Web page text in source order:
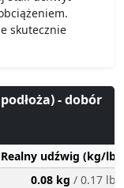
skutecznie
- dobór
Realny udźwig (kg/
0.08 kg / 0.17 lbs